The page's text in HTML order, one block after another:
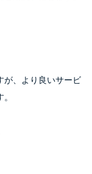
が、より良いサービ